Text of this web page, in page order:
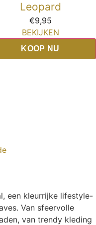
Leopard
€9,95
BEKIJKEN
KOOP NU
een kleurrijke lifestyle-
Van sfeervolle
van trendy kleding